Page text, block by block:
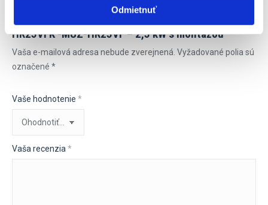
Odmietnuť
Pridajte prvú recenziu pre “Mitsubishi MSZ-
HR25VFK -MUZ-HR25VF – 2,5 kW s montážou”
Vaša e-mailová adresa nebude zverejnená. Vyžadované polia sú
označené *
Vaše hodnotenie *
Vaša recenzia *